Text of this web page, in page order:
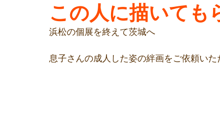
この人に描いても
浜松の個展を終えて茨城へ
息子さんの成人した姿の絆画をご依頼い